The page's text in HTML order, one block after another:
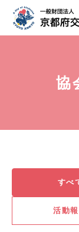
協
すべ
活動